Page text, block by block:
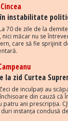
Cincea
instabilitate
70 de zile de la
nici măcar nu se
care să fie sprijinit
la zid Curtea
de inculpați au
din cauză că
patru ani prescripția.
instanța condusă